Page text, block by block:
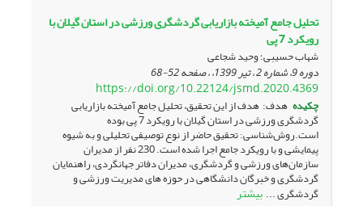
تحلیل جامع آمیخته بازاریابی گردشگری ورزشی در استان گیلان با
رویکرد 7 پی
شهاب حسیبی؛ وحید شجاعی
دوره 9، شماره 2 ، تیر 1399، ، صفحه 52-68
https://doi.org/10.22124/jsmd.2020.4369
چکیده هدف: هدف از این تحقیق، تحلیل جامع آمیخته بازاریابی
گردشگری ورزشی در استان گیلان با رویکرد 7 پی بوده
است.روش‌شناسی: تحقیق حاضر از نوع توصیفی تحلیلی و به شیوه
پیمایشی و با رویکرد جامع اجرا شده است. 230 نفر از مدیران
سازمان‌های ورزشی و گردشگری، مدیران دفاتر جهانگردی، راهنمایان
گردشگری و خبرگان دانشگاهی در حوزه های مدیریت ورزشی و
گردشگری ... بیشتر